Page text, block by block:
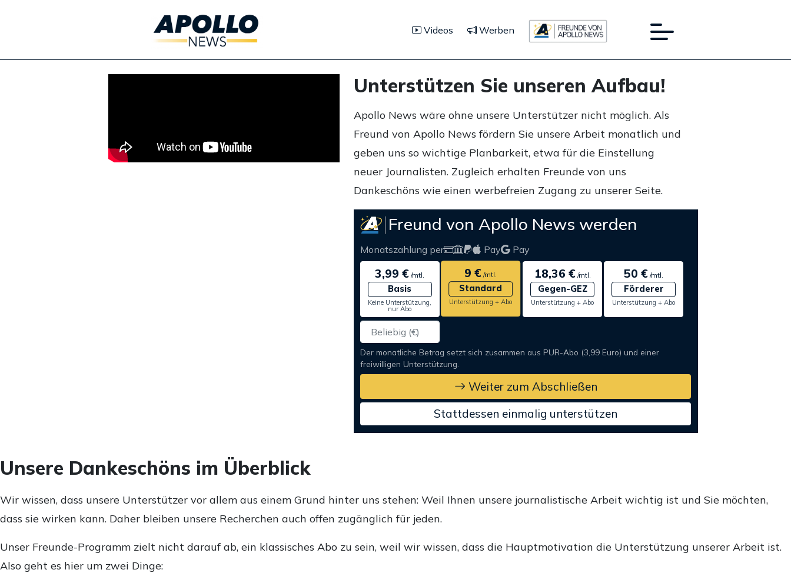
Videos Werben
Unterstützen Sie unseren Aufbau!
Apollo News wäre ohne unsere Unterstützer nicht möglich. Als
Freund von Apollo News fördern Sie unsere Arbeit monatlich und
geben uns so wichtige Planbarkeit, etwa für die Einstellung
neuer Journalisten. Zugleich erhalten Freunde von uns
Dankeschöns wie einen werbefreien Zugang zu unserer Seite.
Freund von Apollo News werden
Monatszahlung per Pay Pay
3,99 € /mtl.
Basis
Keine Unterstützung,
nur Abo
9 € /mtl.
Standard
Unterstützung + Abo
18,36 €/mtl.
Gegen-GEZ
Unterstützung + Abo
50 € /mtl.
Förderer
Unterstützung + Abo
Der monatliche Betrag setzt sich zusammen aus PUR-Abo (3,99 Euro) und einer
freiwilligen Unterstützung.
Weiter zum Abschließen
Stattdessen einmalig unterstützen
Unsere Dankeschöns im Überblick
Wir wissen, dass unsere Unterstützer vor allem aus einem Grund hinter uns stehen: Weil Ihnen unsere journalistische Arbeit wichtig ist und Sie möchten,
dass sie wirken kann. Daher bleiben unsere Recherchen auch offen zugänglich für jeden.
Unser Freunde-Programm zielt nicht darauf ab, ein klassisches Abo zu sein, weil wir wissen, dass die Hauptmotivation die Unterstützung unserer Arbeit ist.
Also geht es hier um zwei Dinge: